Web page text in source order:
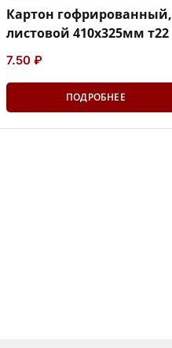
Картон гофрированный,
листовой 410х325мм т22
7.50 ₽
ПОДРОБНЕЕ